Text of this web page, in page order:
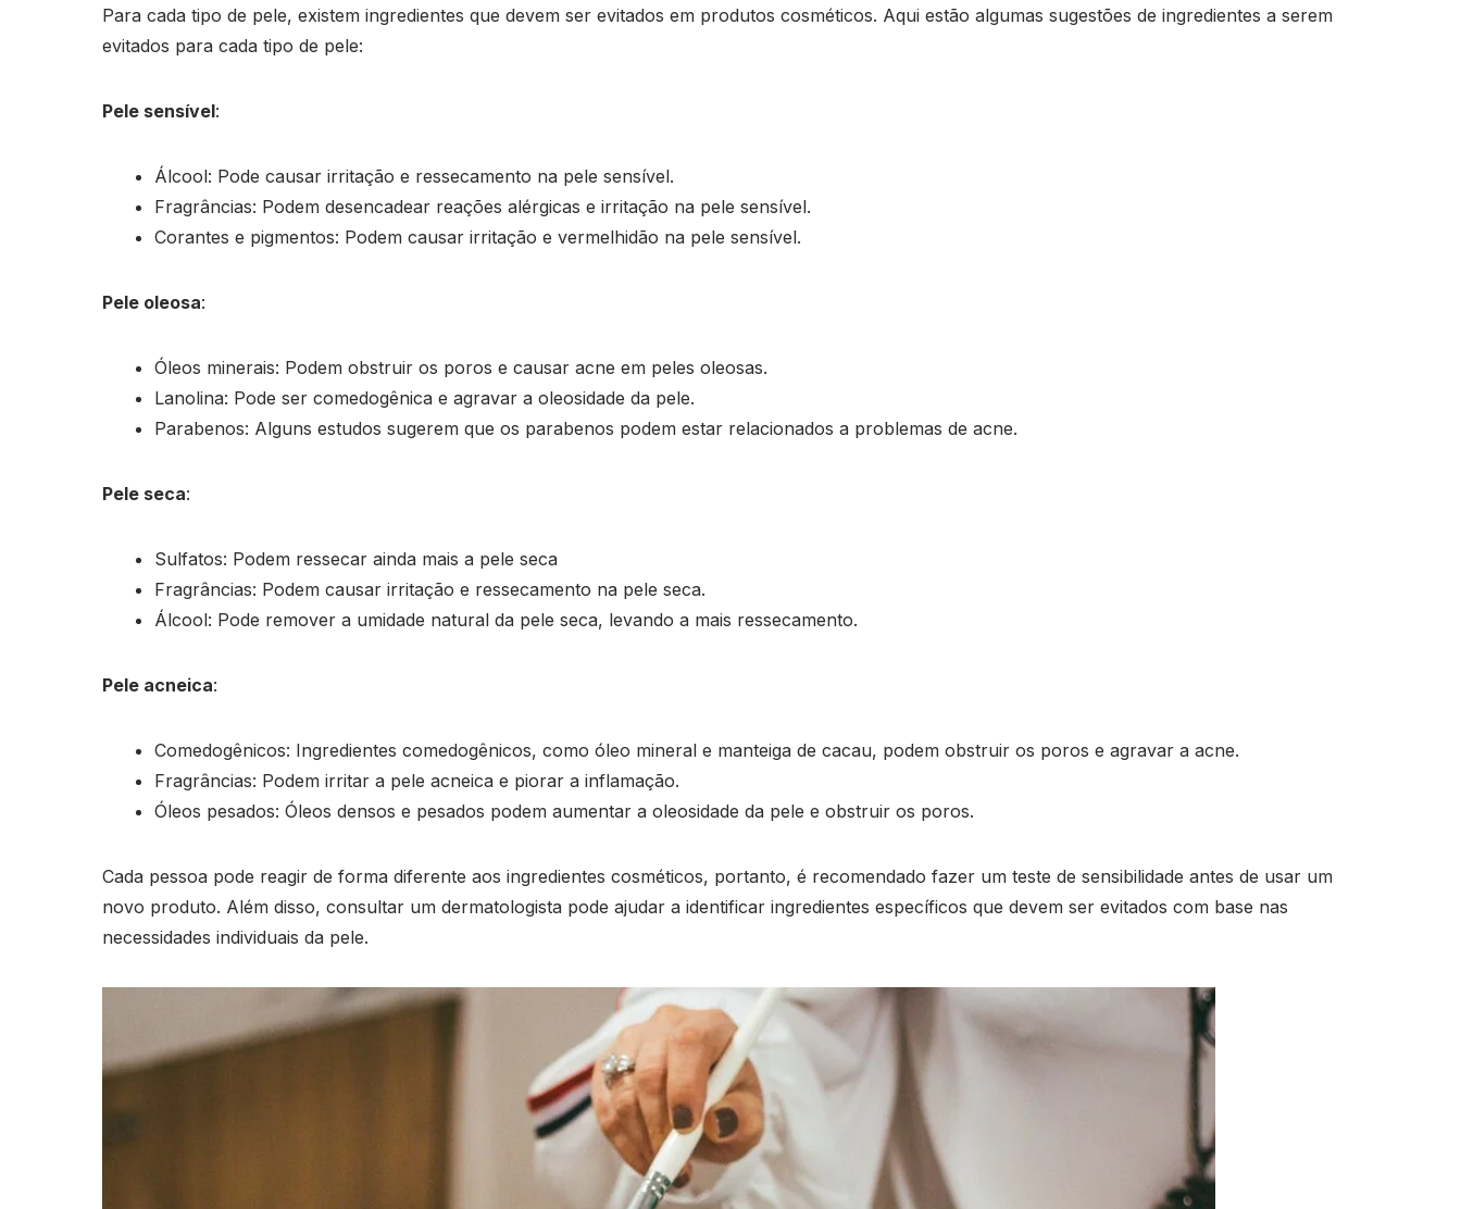
Para cada tipo de pele, existem ingredientes que devem ser evitados em produtos cosméticos. Aqui estão algumas sugestões de ingredientes a serem
evitados para cada tipo de pele:
Pele sensível:
Álcool: Pode causar irritação e ressecamento na pele sensível.
Fragrâncias: Podem desencadear reações alérgicas e irritação na pele sensível.
Corantes e pigmentos: Podem causar irritação e vermelhidão na pele sensível.
Pele oleosa:
Óleos minerais: Podem obstruir os poros e causar acne em peles oleosas.
Lanolina: Pode ser comedogênica e agravar a oleosidade da pele.
Parabenos: Alguns estudos sugerem que os parabenos podem estar relacionados a problemas de acne.
Pele seca:
Sulfatos: Podem ressecar ainda mais a pele seca
Fragrâncias: Podem causar irritação e ressecamento na pele seca.
Álcool: Pode remover a umidade natural da pele seca, levando a mais ressecamento.
Pele acneica:
Comedogênicos: Ingredientes comedogênicos, como óleo mineral e manteiga de cacau, podem obstruir os poros e agravar a acne.
Fragrâncias: Podem irritar a pele acneica e piorar a inflamação.
Óleos pesados: Óleos densos e pesados podem aumentar a oleosidade da pele e obstruir os poros.
Cada pessoa pode reagir de forma diferente aos ingredientes cosméticos, portanto, é recomendado fazer um teste de sensibilidade antes de usar um
novo produto. Além disso, consultar um dermatologista pode ajudar a identificar ingredientes específicos que devem ser evitados com base nas
necessidades individuais da pele.